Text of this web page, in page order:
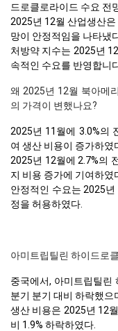
드로클로라이드 수요 전
2025년 12월 산업생산
망이 안정적임을 나타냈
처방약 지수는 2025년
속적인 수요를 반영합니
왜 2025년 12월 북아메
의 가격이 변했나요?
2025년 11월에 3.0%의
여 생산 비용이 증가하였
2025년 12월에 2.7%의
지 비용 증가에 기여하였
안정적인 수요는 2025
정을 허용하였다.
아미트립틸린 하이드로
중국에서, 아미트립틸린
분기 분기 대비 하락했으
생산 비용은 2025년 12
비 1.9% 하락하였다.